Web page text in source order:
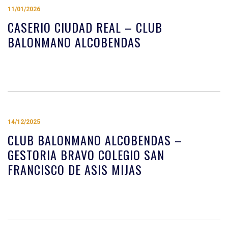
11/01/2026
CASERIO CIUDAD REAL – CLUB
BALONMANO ALCOBENDAS
14/12/2025
CLUB BALONMANO ALCOBENDAS –
GESTORIA BRAVO COLEGIO SAN
FRANCISCO DE ASIS MIJAS